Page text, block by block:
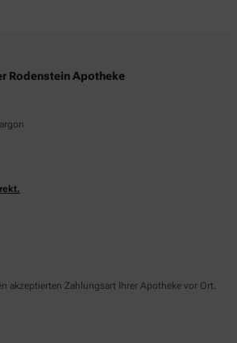
Rodenstein Apotheke
akzeptierten Zahlungsart Ihrer Apotheke vor Ort.